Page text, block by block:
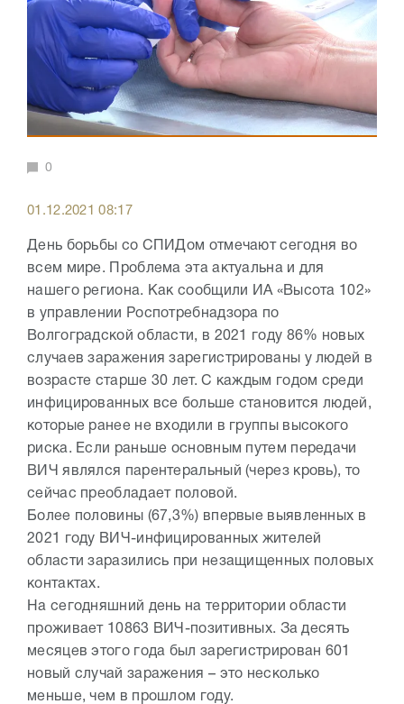
0
01.12.2021 08:17
День борьбы со СПИДом отмечают сегодня во
всем мире. Проблема эта актуальна и для
нашего региона. Как сообщили ИА «Высота 102»
в управлении Роспотребнадзора по
Волгоградской области, в 2021 году 86% новых
случаев заражения зарегистрированы у людей в
возрасте старше 30 лет. С каждым годом среди
инфицированных все больше становится людей,
которые ранее не входили в группы высокого
риска. Если раньше основным путем передачи
ВИЧ являлся парентеральный (через кровь), то
сейчас преобладает половой.
Более половины (67,3%) впервые выявленных в
2021 году ВИЧ-инфицированных жителей
области заразились при незащищенных половых
контактах.
На сегодняшний день на территории области
проживает 10863 ВИЧ-позитивных. За десять
месяцев этого года был зарегистрирован 601
новый случай заражения – это несколько
меньше, чем в прошлом году.